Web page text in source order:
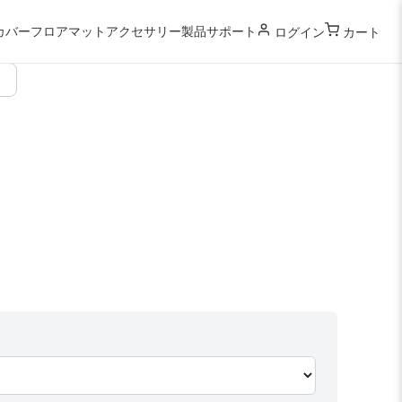
バーフロアマット アクセサリー製品サポート ログイン カート